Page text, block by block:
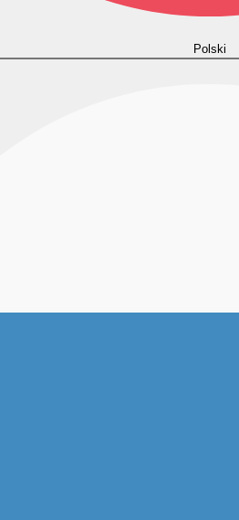
Polski